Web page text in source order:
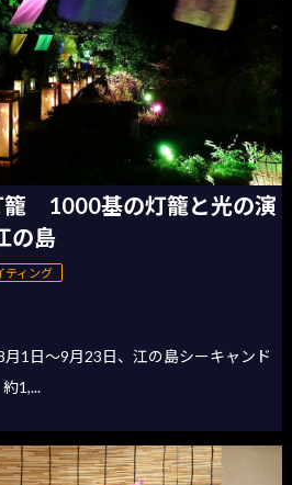
籠 1000基の灯籠と光の演
の島
ティング
1日〜9月23日、江の島シーキャンド
1,...